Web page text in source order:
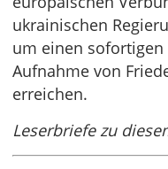
ukrainischen
um einen
Aufnahme von
erreichen.
Leserbriefe zu